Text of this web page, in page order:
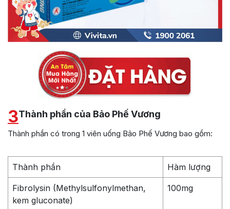
3Thành phần của Bảo Phế Vương
Thành phần có trong 1 viên uống Bảo Phế Vương bao gồm:
Thành phần Hàm lượng
Fibrolysin (Methylsulfonylmethan,
kem gluconate)
100mg